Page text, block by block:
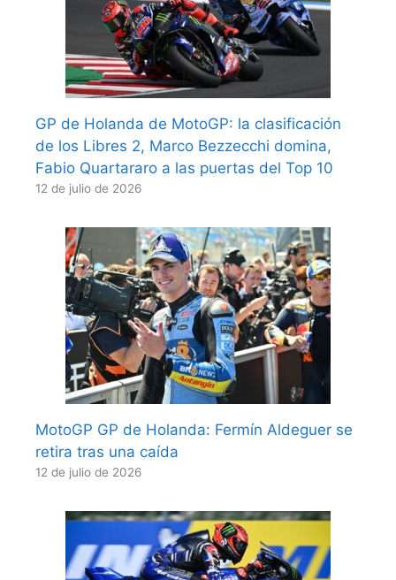
GP de Holanda de MotoGP: la clasificación
de los Libres 2, Marco Bezzecchi domina,
Fabio Quartararo a las puertas del Top 10
12 de julio de 2026
MotoGP GP de Holanda: Fermín Aldeguer se
retira tras una caída
12 de julio de 2026